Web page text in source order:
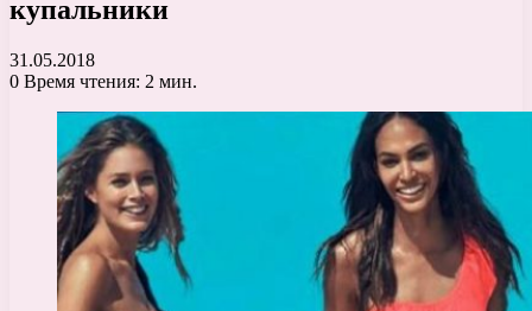
купальники
31.05.2018
0 Время чтения: 2 мин.